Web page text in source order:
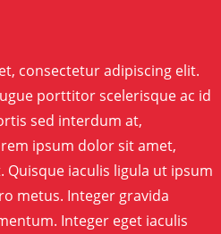
consectetur adipiscing elit.
porttitor scelerisque ac id
sed interdum at,
ipsum dolor sit amet,
iaculis ligula ut ipsum
metus. Integer gravida
Integer eget iaculis